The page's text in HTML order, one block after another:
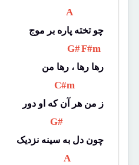
A
چو تخته پاره بر موج
G# F#m
رها رها ، رها من
C#m
ز من هر آن که او دور
G#
چون دل به سینه نزدیک
A